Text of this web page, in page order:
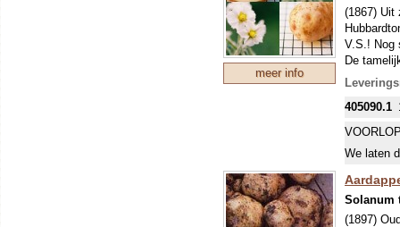
meer info
(1867) Uit
V.S.! Nog
De
VROEG
eigenlijk
echter
70x40
405090.1
We laten
Solanum
(1897)